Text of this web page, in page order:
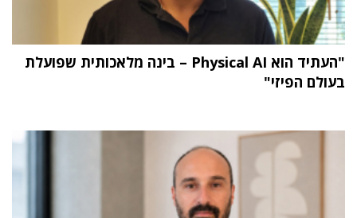
"העתיד הוא Physical AI – בינה מלאכותית שפועלת
בעולם הפיזי"